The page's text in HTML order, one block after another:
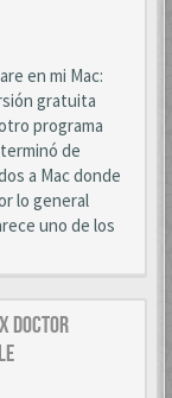
en mi Mac:
gratuita
programa
de
a Mac donde
lo general
uno de los
DOCTOR